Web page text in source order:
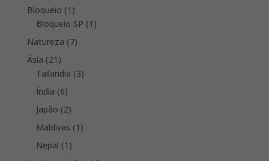
Bloqueio 1 1
product
Bloqueio SP 1 1
Natureza 77
Ásia 21 21
products
Tailandia 33
Índia 66
products
Japão 22
products
Maldivas 1 1
Nepal 1 1
product